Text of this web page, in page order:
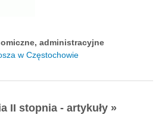
administracyjne
w Częstochowie
II stopnia - artykuły »